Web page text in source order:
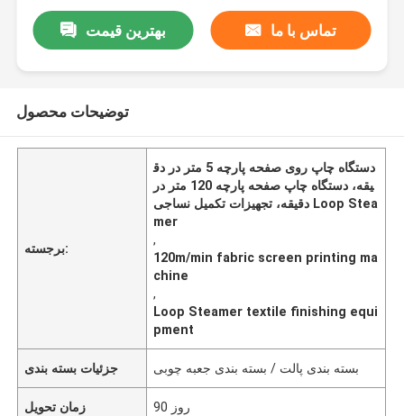
بهترین قیمت تماس با ما
توضیحات محصول
برجسته:
دستگاه چاپ روی صفحه پارچه 5 متر در دق
یقه، دستگاه چاپ صفحه پارچه 120 متر در
دقیقه، تجهیزات تکمیل نساجی Loop Stea
mer
,
120m/min fabric screen printing ma
chine
,
Loop Steamer textile finishing equi
pment
جزئیات بسته بندی بسته بندی پالت / بسته بندی جعبه چوبی
زمان تحویل 90 روز